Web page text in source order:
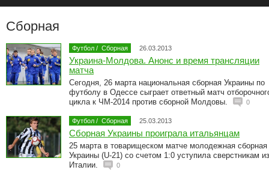
Сборная
Футбол / Сборная 26.03.2013
Украина-Молдова. Анонс и время трансляции
матча
Сегодня, 26 марта национальная сборная Украины по
футболу в Одессе сыграет ответный матч
цикла к ЧМ-2014 против сборной Молдовы.
0
Футбол / Сборная 25.03.2013
Сборная Украины проиграла итальянцам
25 марта в товарищеском матче молодежная сборная
Украины (U-21) со счетом 1:0 уступила сверстникам из
Италии.
0